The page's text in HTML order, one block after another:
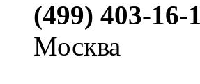
(499) 403-16-
Москва